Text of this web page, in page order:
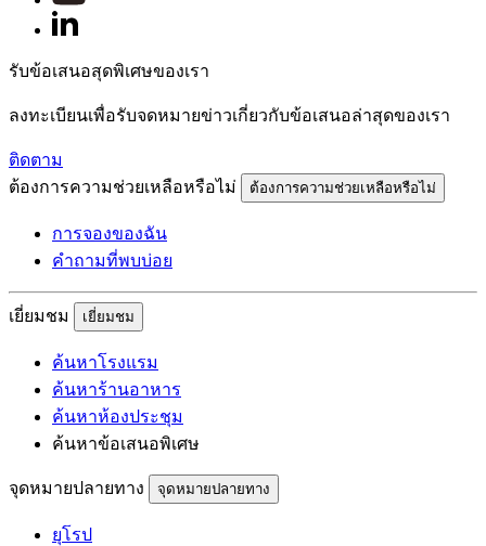
รับข้อเสนอสุดพิเศษของเรา
ลงทะเบียนเพื่อรับจดหมายข่าวเกี่ยวกับข้อเสนอล่าสุดของเรา
ติดตาม
ต้องการความช่วยเหลือหรือไม่
ต้องการความช่วยเหลือหรือไม่
การจองของฉัน
คำถามที่พบบ่อย
เยี่ยมชม เยี่ยมชม
ค้นหาโรงแรม
ค้นหาร้านอาหาร
ค้นหาห้องประชุม
ค้นหาข้อเสนอพิเศษ
จุดหมายปลายทาง จุดหมายปลายทาง
ยุโรป